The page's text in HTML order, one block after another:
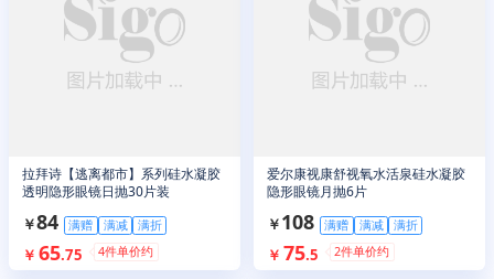
拉拜诗【逃离都市】系列硅水凝胶
透明隐形眼镜日抛30片装
￥84 满赠 满减 满折
￥ 65.75 4件单价约
爱尔康视康舒视氧水活泉硅水凝胶
隐形眼镜月抛6片
￥108 满赠 满减 满折
￥ 75.5 2件单价约